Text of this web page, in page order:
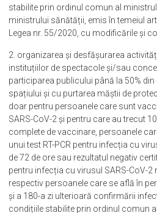
stabilite prin ordinul comun al
ministrului sănătății, emis în temeiul
Legea nr. 55/2020, cu modificările și
2. organizarea și desfășurarea
instituțiilor de spectacole și/sau
participarea publicului până la 50%
spațiului și cu purtarea măștii de
doar pentru persoanele care sunt
SARS-CoV-2 și pentru care au trecut
complete de vaccinare, persoanele
unui test RT-PCR pentru infecția cu
de 72 de ore sau rezultatul negativ
pentru infecția cu virusul SARS-CoV-2
respectiv persoanele care se află în
și a 180-a zi ulterioară confirmării
condițiile stabilite prin ordinul comun